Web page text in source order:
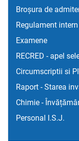
Broșura de
Regulament intern
Examene
RECRED - apel
Circumscriptii si
Raport - Starea
Chimie -
Personal I.S.J.